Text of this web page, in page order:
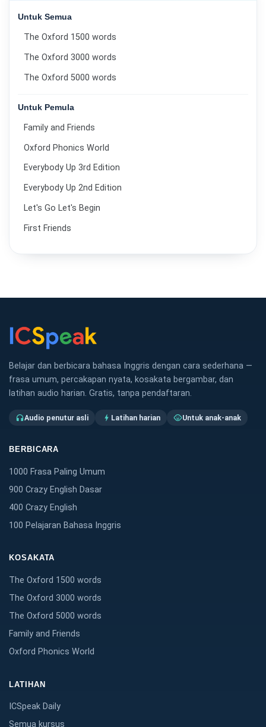
Untuk Semua
The Oxford 1500 words
The Oxford 3000 words
The Oxford 5000 words
Untuk Pemula
Family and Friends
Oxford Phonics World
Everybody Up 3rd Edition
Everybody Up 2nd Edition
Let's Go Let's Begin
First Friends
Belajar dan berbicara bahasa Inggris dengan cara sederhana —
frasa umum, percakapan nyata, kosakata bergambar, dan
latihan audio harian. Gratis, tanpa pendaftaran.
headphonesAudio penutur asli bolt Latihan harian child_careUntuk anak-anak
BERBICARA
1000 Frasa Paling Umum
900 Crazy English Dasar
400 Crazy English
100 Pelajaran Bahasa Inggris
KOSAKATA
The Oxford 1500 words
The Oxford 3000 words
The Oxford 5000 words
Family and Friends
Oxford Phonics World
LATIHAN
ICSpeak Daily
Semua kursus